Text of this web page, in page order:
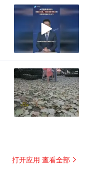
打开应用 查看全部